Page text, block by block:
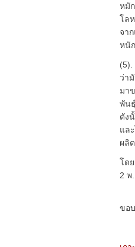
หมั
โล
จา
หนั
ว่า
มา
พัน
ดัง
แล
ผลิ
โด
2 พ
ขอ